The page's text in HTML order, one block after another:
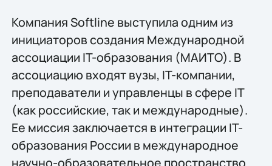
Компания Softline выступила одним из
инициаторов создания Международной
ассоциации IT-образования (МАИТО). В
ассоциацию входят вузы, IT-компании,
преподаватели и управленцы в сфере IT
(как российские, так и международные).
Ее миссия заключается в интеграции IT-
образования России в международное
научно-образовательное пространство.